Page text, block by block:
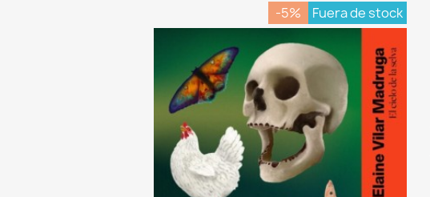
-5% Fuera de stock